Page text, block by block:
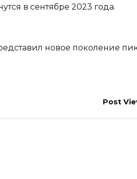
в сентябре 2023 года.
Post